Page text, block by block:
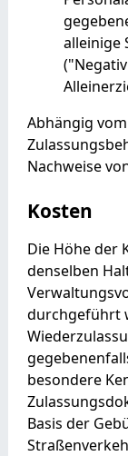
alleinige
Abhängig
Nachweise
Kosten
Die Höhe der
denselben
durchgeführt
besondere
Basis der